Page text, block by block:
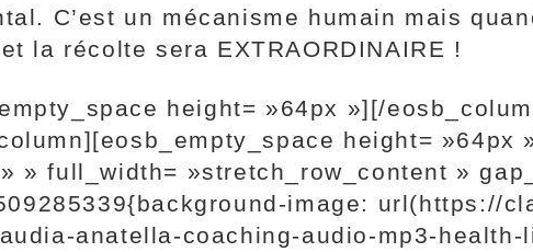
C’est un mécanisme humain mais
la récolte sera EXTRAORDINAIRE !
height= »64px »][/
height= »64px
» full_width= »stretch_row_content »
image: url(https://
anatella-coaching-audio-mp3-